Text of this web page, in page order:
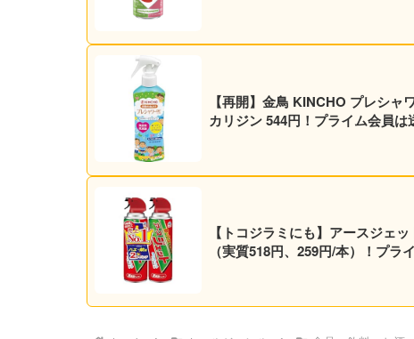
【再開】金鳥 KINCHO プレシ
カリジン 544円！プライム会員は
【トコジラミにも】アースジェット 殺虫スプレー
（実質518円、259円/本）！プラ